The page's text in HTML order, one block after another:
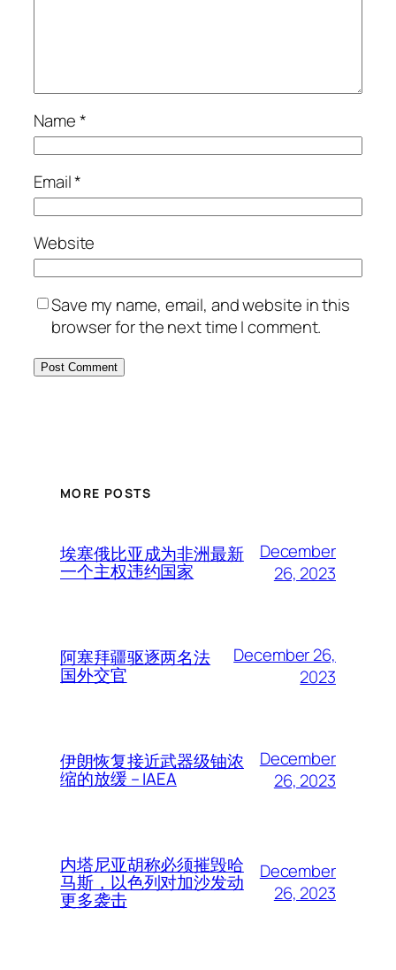
Name*
Email*
Website
Save my name, email, and website in this
browser for the next time I comment.
MORE POSTS
埃塞俄比亚成为非洲最新
一个主权违约国家
December
26, 2023
阿塞拜疆驱逐两名法
国外交官
December 26,
2023
伊朗恢复接近武器级铀浓
缩的放缓 – IAEA
December
26, 2023
内塔尼亚胡称必须摧毁哈
马斯，以色列对加沙发动
更多袭击
December
26, 2023